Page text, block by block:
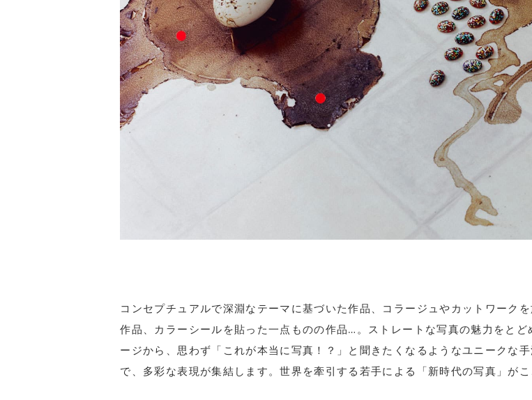
コンセプチュアルで深淵なテーマに基づいた作品、コラージュやカットワーク
作品、カラーシールを貼った一点ものの作品…。ストレートな写真の魅力をとど
ージから、思わず「これが本当に写真！？」と聞きたくなるようなユニークな手
で、多彩な表現が集結します。世界を牽引する若手による「新時代の写真」がこ